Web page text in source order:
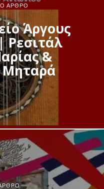
ΆΡΘΡΟ
Άργους
Ρεσιτάλ
&
Μηταρά